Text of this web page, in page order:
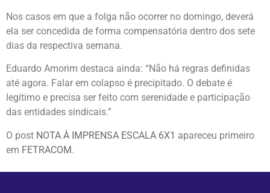
Nos casos em que a folga não ocorrer no domingo, deverá
ela ser concedida de forma compensatória dentro dos sete
dias da respectiva semana.
Eduardo Amorim destaca ainda: “Não há regras definidas
até agora. Falar em colapso é precipitado. O debate é
legítimo e precisa ser feito com serenidade e participação
das entidades sindicais.”
O post NOTA À IMPRENSA ESCALA 6X1 apareceu primeiro
em FETRACOM.